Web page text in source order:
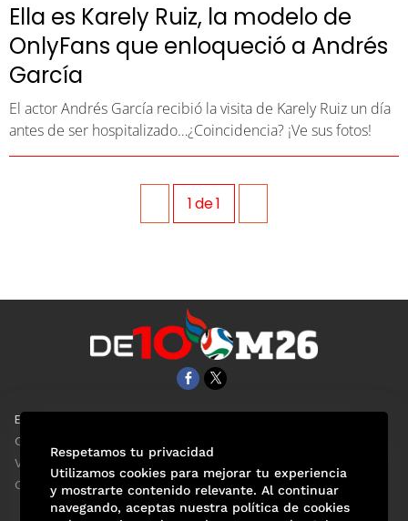
Ella es Karely Ruiz, la modelo de
OnlyFans que enloqueció a Andrés
García
El actor Andrés García recibió la visita de Karely Ruiz un día
antes de ser hospitalizado…¿Coincidencia? ¡Ve sus fotos!
1de1
EL UNIVERSAL
Clase
ViveUSA
Confabulario
Respetamos tu privacidad
Utilizamos cookies para mejorar tu experiencia
y mostrarte contenido relevante. Al continuar
navegando, aceptas nuestra política de cookies